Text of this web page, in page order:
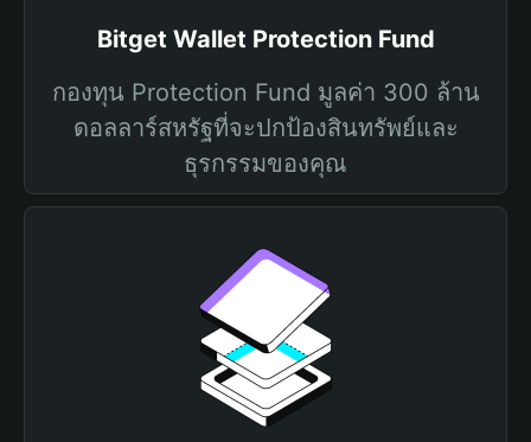
Bitget Wallet Protection Fund
กองทุน Protection Fund มูลค่า 300 ล้าน
ดอลลาร์สหรัฐที่จะปกป้องสินทรัพย์และ
ธุรกรรมของคุณ